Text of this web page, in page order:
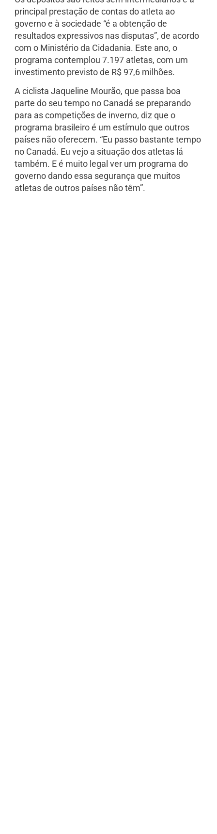
principal prestação de contas do atleta ao
governo e à sociedade “é a obtenção de
resultados expressivos nas disputas”, de acordo
com o Ministério da Cidadania. Este ano, o
programa contemplou 7.197 atletas, com um
investimento previsto de R$ 97,6 milhões.
A ciclista Jaqueline Mourão, que passa boa
parte do seu tempo no Canadá se preparando
para as competições de inverno, diz que o
programa brasileiro é um estímulo que outros
países não oferecem. “Eu passo bastante tempo
no Canadá. Eu vejo a situação dos atletas lá
também. E é muito legal ver um programa do
governo dando essa segurança que muitos
atletas de outros países não têm”.